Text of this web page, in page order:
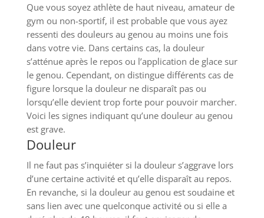
Que vous soyez athlète de haut niveau, amateur de
gym ou non-sportif, il est probable que vous ayez
ressenti des douleurs au genou au moins une fois
dans votre vie. Dans certains cas, la douleur
s’atténue après le repos ou l’application de glace sur
le genou. Cependant, on distingue différents cas de
figure lorsque la douleur ne disparaît pas ou
lorsqu’elle devient trop forte pour pouvoir marcher.
Voici les signes indiquant qu’une douleur au genou
est grave.
Douleur
Il ne faut pas s’inquiéter si la douleur s’aggrave lors
d’une certaine activité et qu’elle disparaît au repos.
En revanche, si la douleur au genou est soudaine et
sans lien avec une quelconque activité ou si elle a